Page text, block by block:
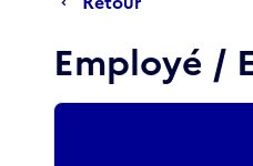
Employé /